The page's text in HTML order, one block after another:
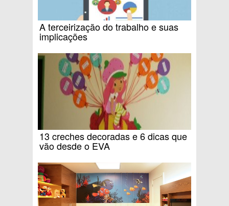
A terceirização do trabalho e suas
implicações
13 creches decoradas e 6 dicas que
vão desde o EVA